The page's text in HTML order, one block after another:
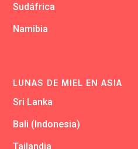
Sudáfrica
Namibia
LUNAS DE MIEL EN ASIA
Sri Lanka
Bali (Indonesia)
Tailandia